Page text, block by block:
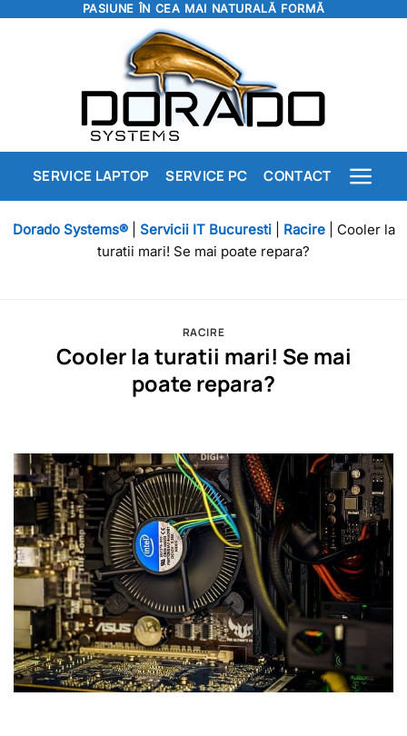
PASIUNE ÎN CEA MAI NATURALĂ FORMĂ
SERVICE LAPTOP SERVICE PC CONTACT
Dorado Systems®| Servicii IT Bucuresti| Racire| Cooler la
turatii mari! Se mai poate repara?
RACIRE
Cooler la turatii mari! Se mai
poate repara?